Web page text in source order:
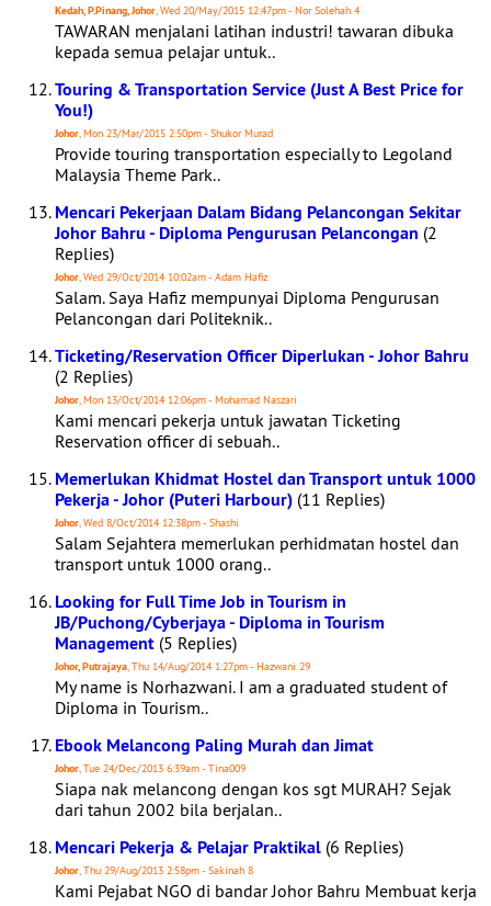
Kedah, P.Pinang, Johor, Wed 20/May/2015 12:47pm - Nor Solehah 4
TAWARAN menjalani latihan industri! tawaran dibuka
kepada semua pelajar untuk..
Touring & Transportation Service (Just A Best Price for
You!)
Johor, Mon 23/Mar/2015 2:50pm - Shukor Murad
Provide touring transportation especially to Legoland
Malaysia Theme Park..
Mencari Pekerjaan Dalam Bidang Pelancongan Sekitar
Johor Bahru - Diploma Pengurusan Pelancongan (2
Replies)
Johor, Wed 29/Oct/2014 10:02am - Adam Hafiz
Salam. Saya Hafiz mempunyai Diploma Pengurusan
Pelancongan dari Politeknik..
Ticketing/Reservation Officer Diperlukan - Johor Bahru
(2 Replies)
Johor, Mon 13/Oct/2014 12:06pm - Mohamad Naszari
Kami mencari pekerja untuk jawatan Ticketing
Reservation officer di sebuah..
Memerlukan Khidmat Hostel dan Transport untuk 1000
Pekerja - Johor (Puteri Harbour) (11 Replies)
Johor, Wed 8/Oct/2014 12:38pm - Shashi
Salam Sejahtera memerlukan perhidmatan hostel dan
transport untuk 1000 orang..
Looking for Full Time Job in Tourism in
JB/Puchong/Cyberjaya - Diploma in Tourism
Management (5 Replies)
Johor, Putrajaya, Thu 14/Aug/2014 1:27pm - Hazwani 29
My name is Norhazwani. I am a graduated student of
Diploma in Tourism..
Ebook Melancong Paling Murah dan Jimat
Johor, Tue 24/Dec/2013 6:39am - Tina009
Siapa nak melancong dengan kos sgt MURAH? Sejak
dari tahun 2002 bila berjalan..
Mencari Pekerja & Pelajar Praktikal (6 Replies)
Johor, Thu 29/Aug/2013 2:58pm - Sakinah 8
Kami Pejabat NGO di bandar Johor Bahru Membuat kerja